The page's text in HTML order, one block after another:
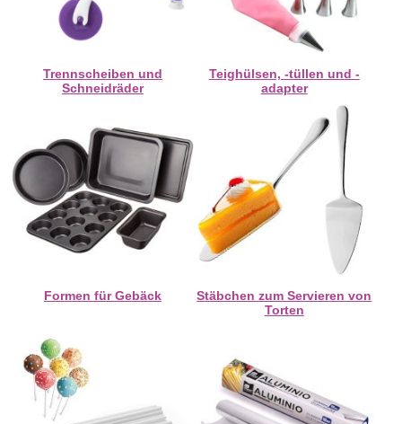
Trennscheiben und
Schneidräder
Teighülsen, -tüllen und -
adapter
Formen für Gebäck
Stäbchen zum Servieren von
Torten